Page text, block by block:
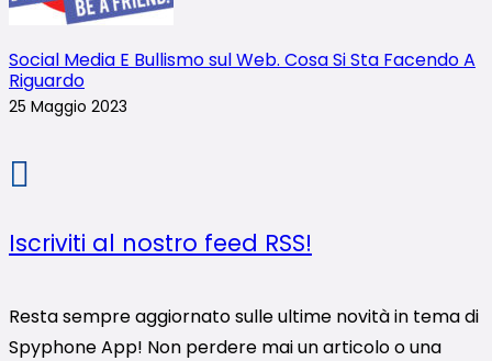
Social Media E Bullismo sul Web. Cosa Si Sta Facendo A
Riguardo
25 Maggio 2023
Iscriviti al nostro feed RSS!
Resta sempre aggiornato sulle ultime novità in tema di
Spyphone App! Non perdere mai un articolo o una